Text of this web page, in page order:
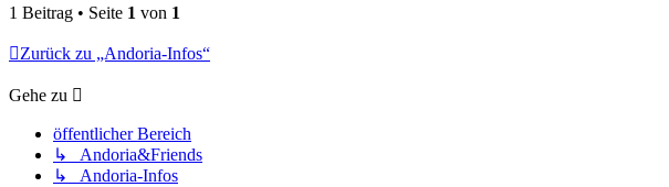
1 Beitrag • Seite 1 von 1
Zurück zu „Andoria-Infos“
Gehe zu
öffentlicher Bereich
↳ Andoria&Friends
↳ Andoria-Infos